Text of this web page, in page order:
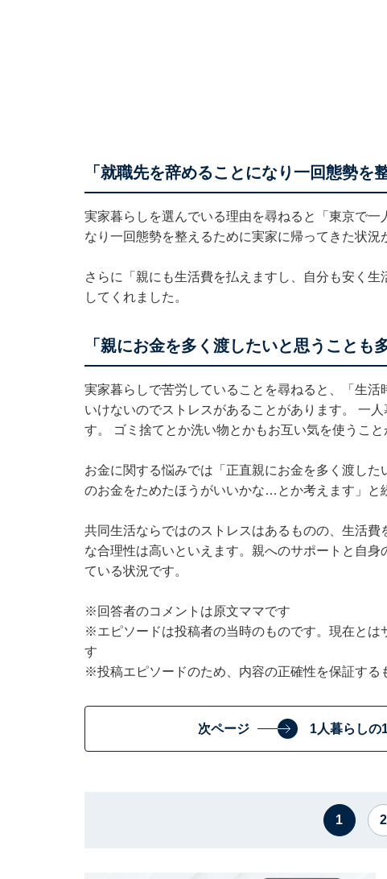
「就職先を辞めることになり一回態勢を
実家暮らしを選んでいる理由を尋ねると「東京で
なり一回態勢を整えるために実家に帰ってきた状況
さらに「親にも生活費を払えますし、自分も安く
してくれました。
「親にお金を多く渡したいと思うことも
実家暮らしで苦労していることを尋ねると、「生
いけないのでストレスがあることがあります。 一
す。 ゴミ捨てとか洗い物とかもお互い気を使うこ
お金に関する悩みでは「正直親にお金を多く渡し
のお金をためたほうがいいかな…とか考えます」と
共同生活ならではのストレスはあるものの、生活
な合理性は高いといえます。親へのサポートと自
ている状況です。
※回答者のコメントは原文ママです
※エピソードは投稿者の当時のものです。現在とは
す
※投稿エピソードのため、内容の正確性を保証する
次ページ 1人暮らしの
1 2